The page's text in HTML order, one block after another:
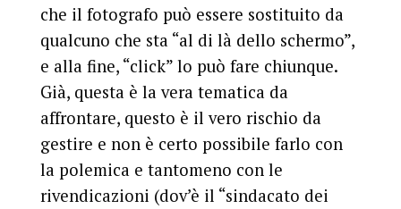
che il fotografo può essere sostituito da
qualcuno che sta “al di là dello schermo”,
e alla fine, “click” lo può fare chiunque.
Già, questa è la vera tematica da
affrontare, questo è il vero rischio da
gestire e non è certo possibile farlo con
la polemica e tantomeno con le
rivendicazioni (dov’è il “sindacato dei